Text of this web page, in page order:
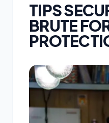
TIPS
BRUTE